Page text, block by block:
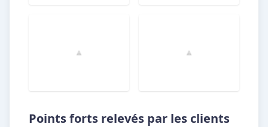
Points forts relevés par les clients